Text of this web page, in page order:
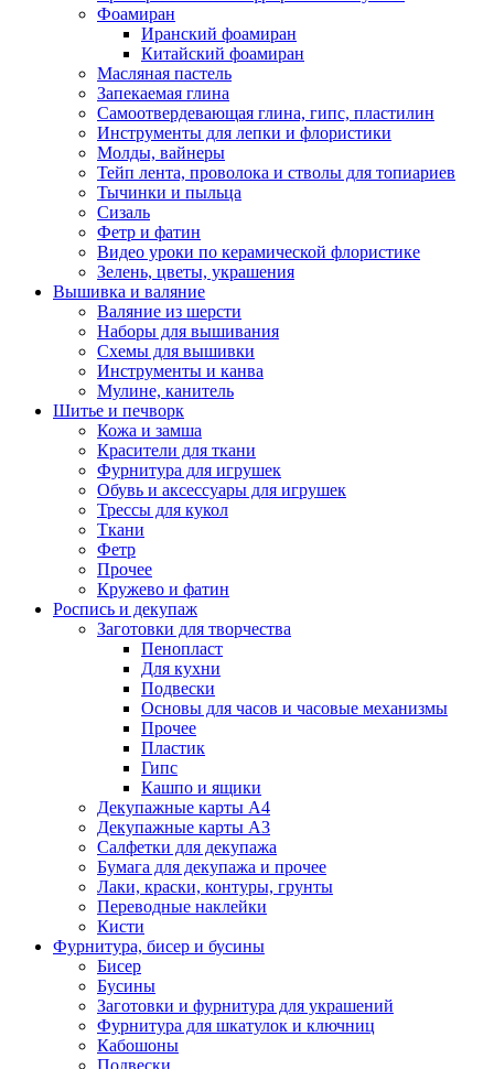
Фоамиран
Иранский фоамиран
Китайский фоамиран
Масляная пастель
Запекаемая глина
Самоотвердевающая глина, гипс, пластилин
Инструменты для лепки и флористики
Молды, вайнеры
Тейп лента, проволока и стволы для топиариев
Тычинки и пыльца
Сизаль
Фетр и фатин
Видео уроки по керамической флористике
Зелень, цветы, украшения
Вышивка и валяние
Валяние из шерсти
Наборы для вышивания
Схемы для вышивки
Инструменты и канва
Мулине, канитель
Шитье и печворк
Кожа и замша
Красители для ткани
Фурнитура для игрушек
Обувь и аксессуары для игрушек
Трессы для кукол
Ткани
Фетр
Прочее
Кружево и фатин
Роспись и декупаж
Заготовки для творчества
Пенопласт
Для кухни
Подвески
Основы для часов и часовые механизмы
Прочее
Пластик
Гипс
Кашпо и ящики
Декупажные карты А4
Декупажные карты А3
Салфетки для декупажа
Бумага для декупажа и прочее
Лаки, краски, контуры, грунты
Переводные наклейки
Кисти
Фурнитура, бисер и бусины
Бисер
Бусины
Заготовки и фурнитура для украшений
Фурнитура для шкатулок и ключниц
Кабошоны
Подвески